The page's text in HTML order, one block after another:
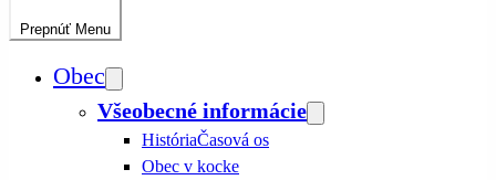
Prepnúť Menu
Obec
Všeobecné informácie
HistóriaČasová os
Obec v kocke